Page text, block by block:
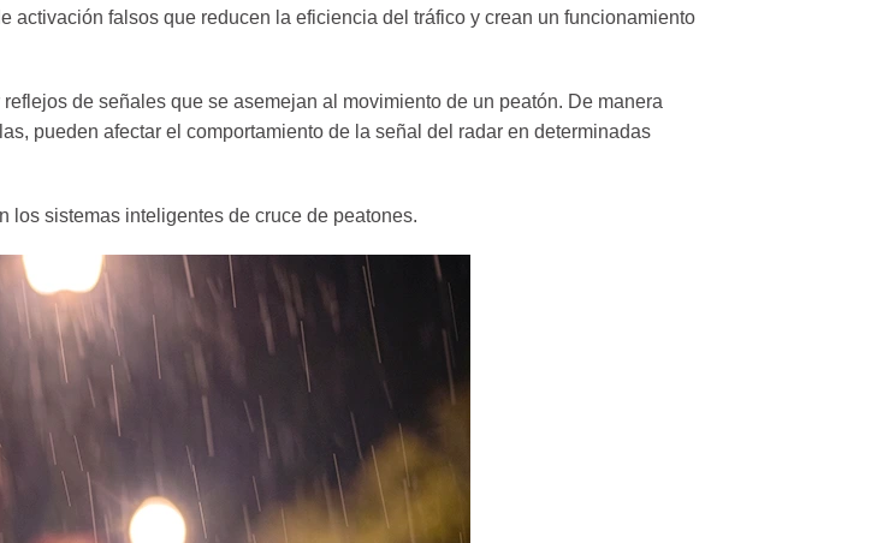
falsos que reducen la eficiencia del tráfico y crean un funcionamiento
de señales que se asemejan al movimiento de un peatón. De manera
pueden afectar el comportamiento de la señal del radar en determinadas
los sistemas inteligentes de cruce de peatones.